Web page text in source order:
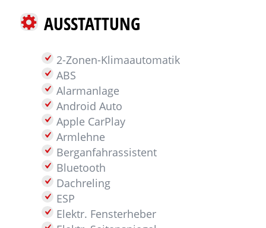
AUSSTATTUNG
2-Zonen-Klimaautomatik
ABS
Alarmanlage
Android Auto
Apple CarPlay
Armlehne
Berganfahrassistent
Bluetooth
Dachreling
ESP
Elektr. Fensterheber